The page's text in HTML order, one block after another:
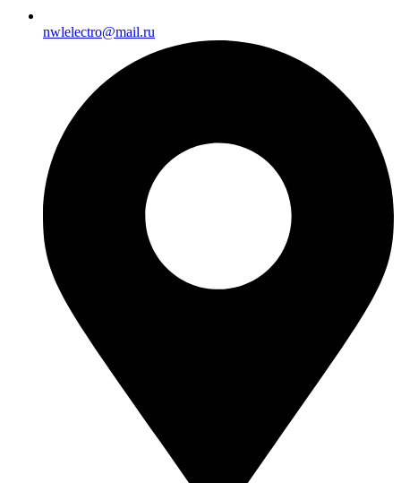
nwlelectro@mail.ru